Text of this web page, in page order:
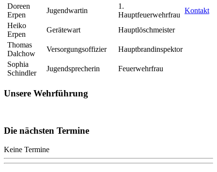
Doreen
Erpen
Jugendwartin
1.
Hauptfeuerwehrfrau
Kontakt
Heiko
Erpen
Gerätewart
Hauptlöschmeister
Thomas
Dalchow
Versorgungsoffizier
Hauptbrandinspektor
Sophia
Schindler
Jugendsprecherin Feuerwehrfrau
Unsere Wehrführung
Die nächsten Termine
Keine Termine